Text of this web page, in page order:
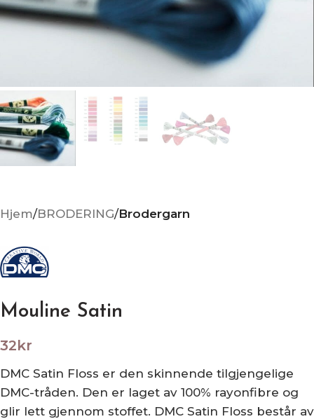
Hjem BRODERING Brodergarn
Mouline Satin
32kr
DMC Satin Floss er den skinnende tilgjengelige
DMC-tråden. Den er laget av 100% rayonfibre og
glir lett gjennom stoffet. DMC Satin Floss består av